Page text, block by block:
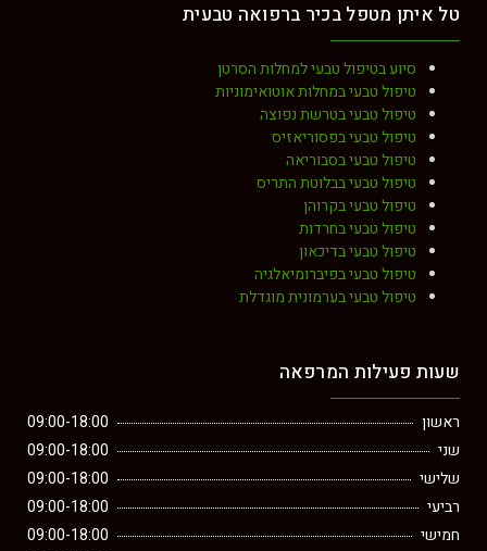
טל איתן מטפל בכיר ברפואה טבעית
סיוע בטיפול טבעי למחלות הסרטן
טיפול טבעי במחלות אוטואימוניות
טיפול טבעי בטרשת נפוצה
טיפול טבעי בפסוריאזיס
טיפול טבעי בסבוריאה
טיפול טבעי בבלוטת התריס
טיפול טבעי בקרוהן
טיפול טבעי בחרדות
טיפול טבעי בדיכאון
טיפול טבעי בפיברומיאלגיה
טיפול טבעי בערמונית מוגדלת
שעות פעילות המרפאה
ראשון
09:00-18:00
שני
09:00-18:00
שלישי
09:00-18:00
רביעי
09:00-18:00
חמישי
09:00-18:00